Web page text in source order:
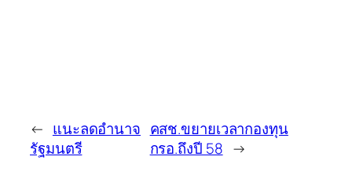
← แนะลดอำนาจ
รัฐมนตรี
คสช.ขยายเวลากองทุน
กรอ.ถึงปี 58 →